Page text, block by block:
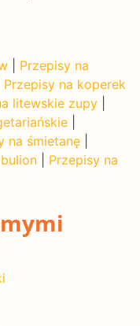
Przepisy na
Przepisy na koperek
litewskie zupy
na śmietanę
Przepisy na